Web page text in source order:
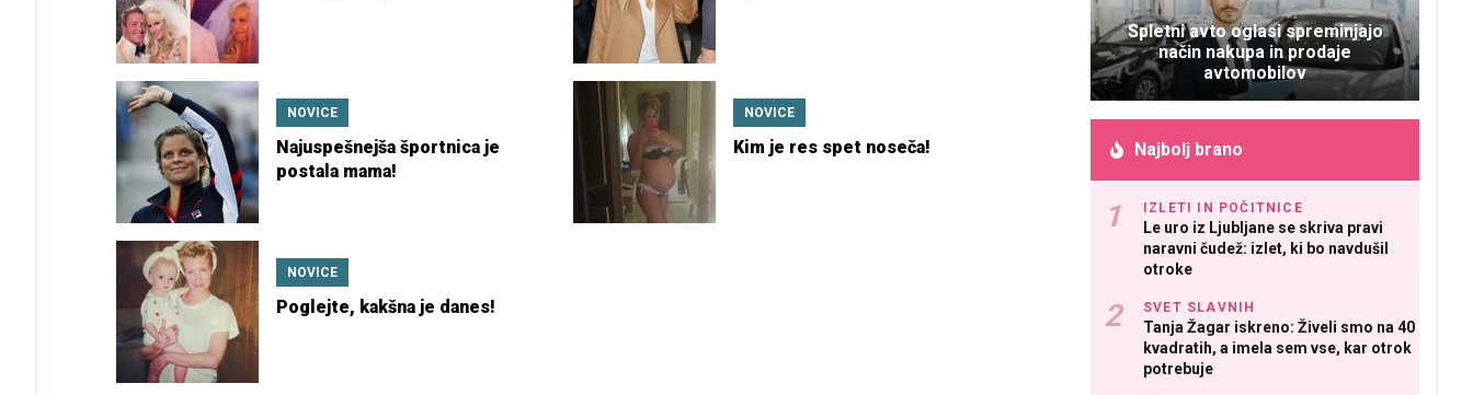
NOVICE
Najuspešnejša športnica je
postala mama!
NOVICE
Kim je res spet noseča!
NOVICE
Poglejte, kakšna je danes!
Spletni avto oglasi spreminjajo
način nakupa in prodaje
avtomobilov
Najbolj brano
IZLETI IN POČITNICE
Le uro iz Ljubljane se skriva pravi
naravni čudež: izlet, ki bo navdušil
otroke
SVET SLAVNIH
Tanja Žagar iskreno: Živeli smo na 40
kvadratih, a imela sem vse, kar otrok
potrebuje